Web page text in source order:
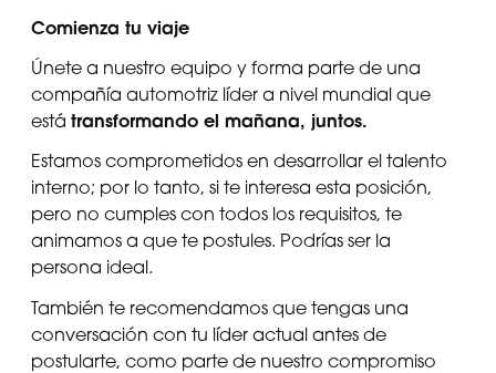
Comienza tu viaje
Únete a nuestro equipo y forma parte de una
compañía automotriz líder a nivel mundial que
está transformando el mañana, juntos.
Estamos comprometidos en desarrollar el talento
interno; por lo tanto, si te interesa esta posición,
pero no cumples con todos los requisitos, te
animamos a que te postules. Podrías ser la
persona ideal.
También te recomendamos que tengas una
conversación con tu líder actual antes de
postularte, como parte de nuestro compromiso